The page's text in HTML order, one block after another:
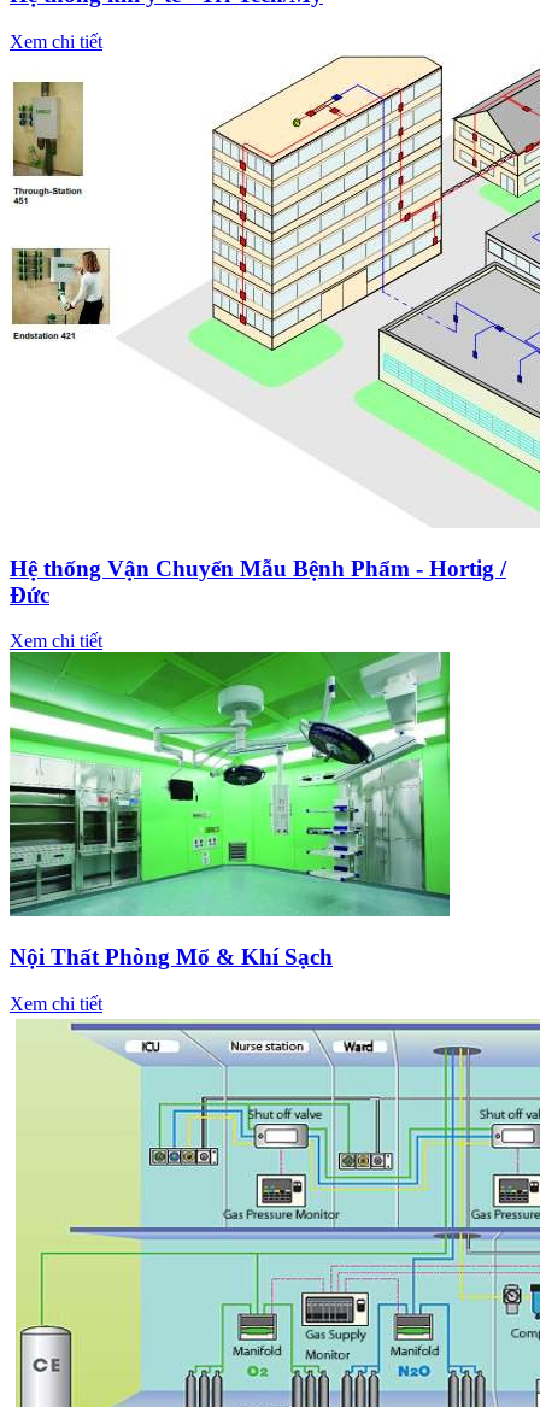
Xem chi tiết
Hệ thống Vận Chuyển Mẫu Bệnh Phẩm - Hortig /
Đức
Xem chi tiết
Nội Thất Phòng Mổ & Khí Sạch
Xem chi tiết